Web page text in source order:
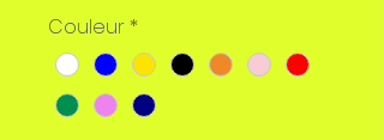
Couleur *